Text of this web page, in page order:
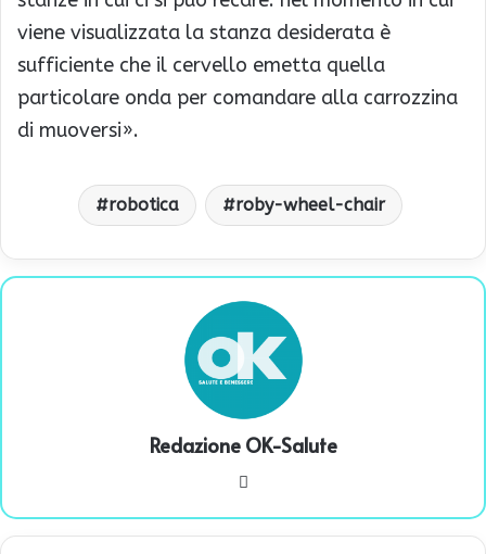
viene visualizzata la stanza desiderata è
sufficiente che il cervello emetta quella
particolare onda per comandare alla carrozzina
di muoversi».
robotica roby-wheel-chair
Redazione OK-Salute
te